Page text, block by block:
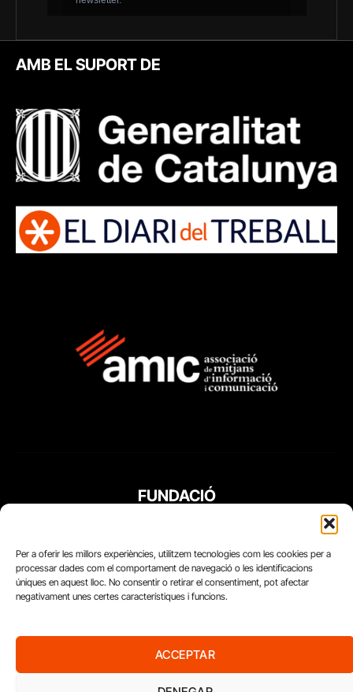
Per a oferir les millors experiències, utilitzem tecnologies com les cookies per a
processar dades com el comportament de navegació o les identificacions
úniques en aquest lloc. No consentir o retirar el consentiment, pot afectar
negativament unes certes característiques i funcions.
ACCEPTAR
AMB EL SUPORT DE
FUNDACIÓ